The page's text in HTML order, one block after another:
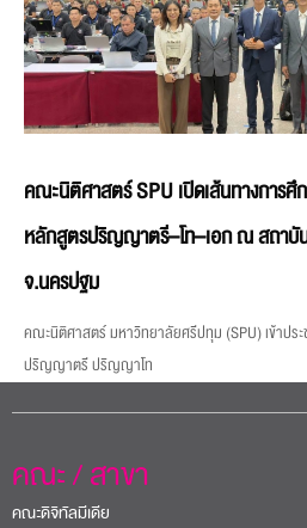
คณะนิติศาสตร์ SPU เปิดเส้นทางการศึ
หลักสูตรปริญญาตรี–โท–เอก ณ สถาบั
จ.นครปฐม
คณะนิติศาสตร์ มหาวิทยาลัยศรีปทุม (SPU) เข้าป
ปริญญาตรี ปริญญาโท
คณะ / สาขา
คณะดิจิทัลมีเดีย